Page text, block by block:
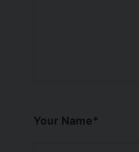
Your Name*